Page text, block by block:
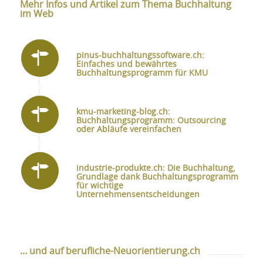
Mehr Infos und Artikel zum Thema Buchhaltung
im Web
pinus-buchhaltungssoftware.ch:
Einfaches und bewährtes
Buchhaltungsprogramm für KMU
kmu-marketing-blog.ch:
Buchhaltungsprogramm: Outsourcing
oder Abläufe vereinfachen
industrie-produkte.ch: Die Buchhaltung,
Grundlage dank Buchhaltungsprogramm
für wichtige
Unternehmensentscheidungen
… und auf berufliche-Neuorientierung.ch